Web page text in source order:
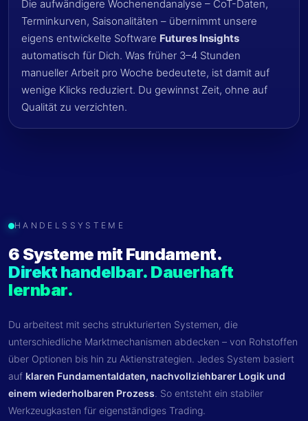
Die aufwändigere Wochenendanalyse – CoT-Daten,
Terminkurven, Saisonalitäten – übernimmt unsere
eigens entwickelte Software Futures Insights
automatisch für Dich. Was früher 3–4 Stunden
manueller Arbeit pro Woche bedeutete, ist damit auf
wenige Klicks reduziert. Du gewinnst Zeit, ohne auf
Qualität zu verzichten.
HANDELSSYSTEME
6 Systeme mit Fundament.
Direkt handelbar. Dauerhaft
lernbar.
Du arbeitest mit sechs strukturierten Systemen, die
unterschiedliche Marktmechanismen abdecken – von Rohstoffen
über Optionen bis hin zu Aktienstrategien. Jedes System basiert
auf klaren Fundamentaldaten, nachvollziehbarer Logik und
einem wiederholbaren Prozess. So entsteht ein stabiler
Werkzeugkasten für eigenständiges Trading.